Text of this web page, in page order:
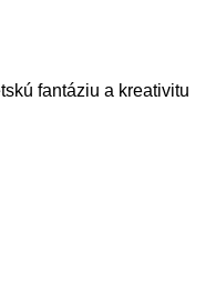
fantáziu a kreativitu